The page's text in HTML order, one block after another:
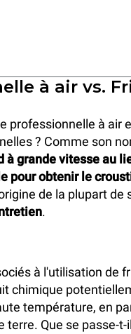
à air vs.
professionnelle à air
? Comme son
grande vitesse au
pour obtenir le
de la plupart
.
à l'utilisation de
chimique
température, en
Que se passe-t-